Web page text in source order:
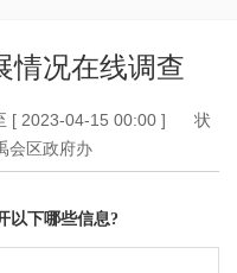
情况在线调查
[ 2023-04-15 00:00 ]
状
会区政府办
以下哪些信息?